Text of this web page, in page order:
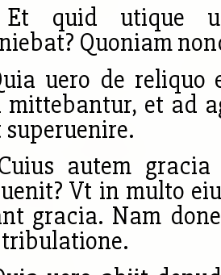
Et quid utique
Quoniam
uero de
et ad
autem
Vt in multo
gracia. Nam